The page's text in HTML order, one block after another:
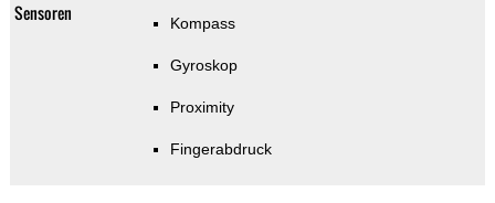
Sensoren Kompass
Gyroskop
Proximity
Fingerabdruck